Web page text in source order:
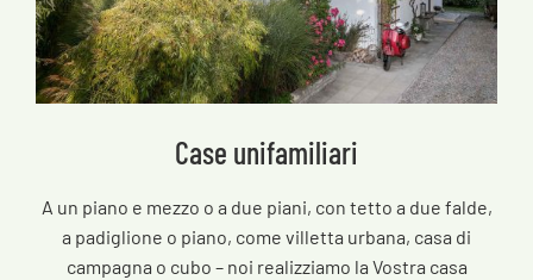
Case unifamiliari
A un piano e mezzo o a due piani, con tetto a due falde,
a padiglione o piano, come villetta urbana, casa di
campagna o cubo – noi realizziamo la Vostra casa